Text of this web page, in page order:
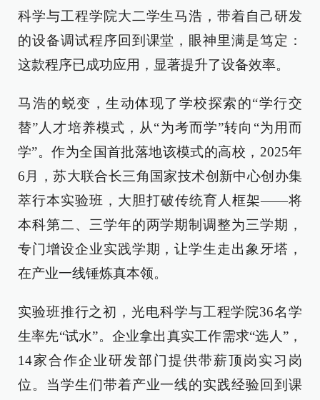
科学与工程学院大二学生马浩，带着自己研发
的设备调试程序回到课堂，眼神里满是笃定：
这款程序已成功应用，显著提升了设备效率。
马浩的蜕变，生动体现了学校探索的“学行交
替”人才培养模式，从“为考而学”转向“为用而
学”。作为全国首批落地该模式的高校，2025年
6月，苏大联合长三角国家技术创新中心创办集
萃行本实验班，大胆打破传统育人框架——将
本科第二、三学年的两学期制调整为三学期，
专门增设企业实践学期，让学生走出象牙塔，
在产业一线锤炼真本领。
实验班推行之初，光电科学与工程学院36名学
生率先“试水”。企业拿出真实工作需求“选人”，
14家合作企业研发部门提供带薪顶岗实习岗
位。当学生们带着产业一线的实践经验回到课